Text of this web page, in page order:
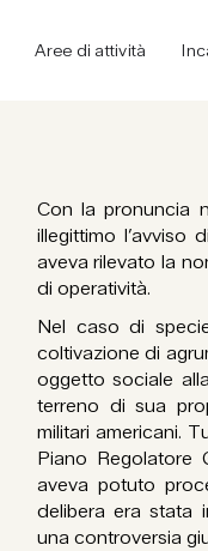
Aree di attività
Con la pronuncia
illegittimo l’avviso
aveva rilevato la
di operatività.
Nel caso di
coltivazione di
oggetto sociale
terreno di sua
militari americani.
Piano Regolatore
aveva potuto
delibera era stata
una controversia